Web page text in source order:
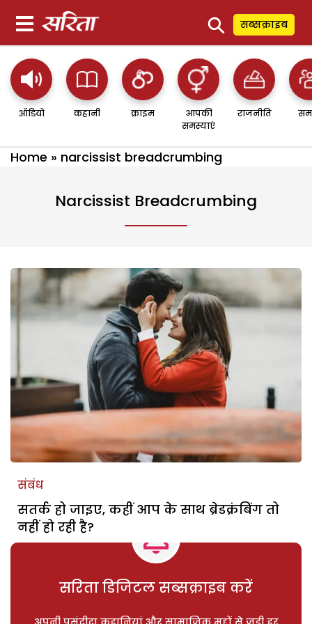
⚲ सब्सक्राइब
ऑडियो कहानी क्राइम
आपकी
समस्याएं
राजनीति
Home » narcissist breadcrumbing
Narcissist Breadcrumbing
संबंध
सतर्क हो जाइए, कहीं आप के साथ ब्रेडक्रंबिंग तो
नहीं हो रही है?
सरिता डिजिटल सब्सक्राइब करें